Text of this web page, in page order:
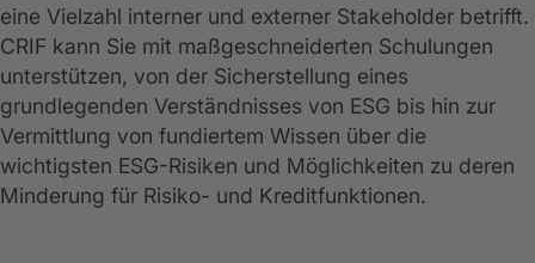
eine Vielzahl interner und externer Stakeholder betrifft.
CRIF kann Sie mit maßgeschneiderten Schulungen
unterstützen, von der Sicherstellung eines
grundlegenden Verständnisses von ESG bis hin zur
Vermittlung von fundiertem Wissen über die
wichtigsten ESG-Risiken und Möglichkeiten zu deren
Minderung für Risiko- und Kreditfunktionen.